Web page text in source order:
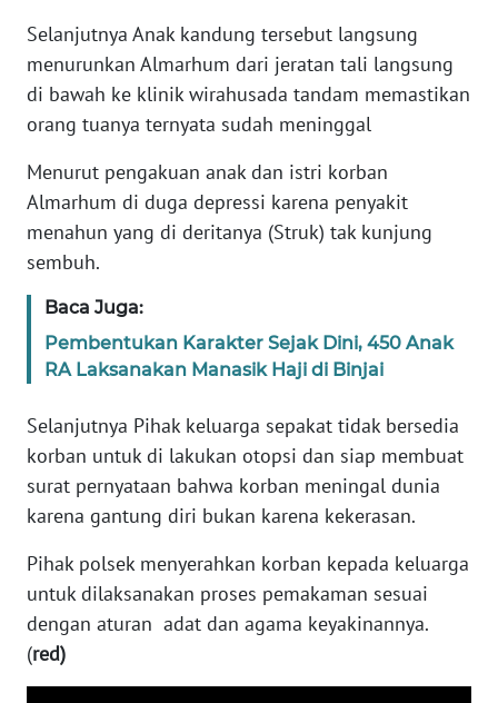
Selanjutnya Anak kandung tersebut langsung
menurunkan Almarhum dari jeratan tali langsung
di bawah ke klinik wirahusada tandam memastikan
orang tuanya ternyata sudah meninggal
Menurut pengakuan anak dan istri korban
Almarhum di duga depressi karena penyakit
menahun yang di deritanya (Struk) tak kunjung
sembuh.
Baca Juga:
Pembentukan Karakter Sejak Dini, 450 Anak
RA Laksanakan Manasik Haji di Binjai
Selanjutnya Pihak keluarga sepakat tidak bersedia
korban untuk di lakukan otopsi dan siap membuat
surat pernyataan bahwa korban meningal dunia
karena gantung diri bukan karena kekerasan.
Pihak polsek menyerahkan korban kepada keluarga
untuk dilaksanakan proses pemakaman sesuai
dengan aturan adat dan agama keyakinannya.
(red)
NTB
WN
SULTENG
WN
SULBAR
WN
WN
SUMBAR
WN
SUMSEL
BENGKULU
WN
WN
JATENG